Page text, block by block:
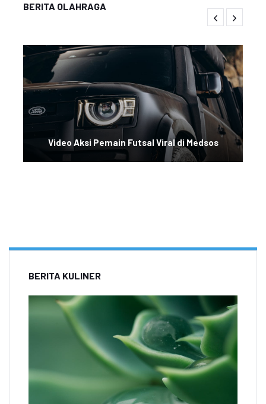
BERITA OLAHRAGA
Video Aksi Pemain Futsal Viral di Medsos
BERITA KULINER